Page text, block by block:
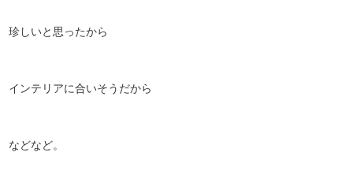
珍しいと思ったから
インテリアに合いそうだから
などなど。